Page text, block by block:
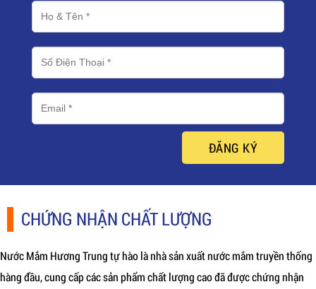
ĐĂNG KÝ
CHỨNG NHẬN CHẤT LƯỢNG
Nước Mắm Hương Trung tự hào là nhà sản xuất nước mắm truyền thống
hàng đầu, cung cấp các sản phẩm chất lượng cao đã được chứng nhận